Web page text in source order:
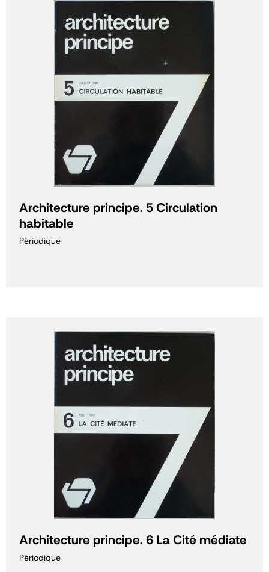
Architecture principe. 5 Circulation
habitable
Périodique
Architecture principe. 6 La Cité médiate
Périodique